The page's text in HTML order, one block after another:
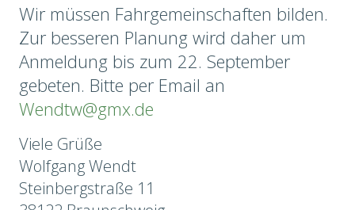
Wir müssen Fahrgemeinschaften bilden.
Zur besseren Planung wird daher um
Anmeldung bis zum 22. September
gebeten. Bitte per Email an
Wendtw@gmx.de
Viele Grüße
Wolfgang Wendt
Steinbergstraße 11